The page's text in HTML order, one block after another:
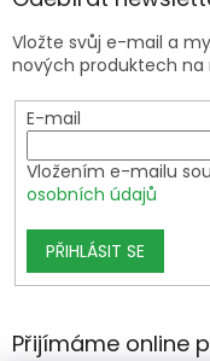
Vložte svůj e-mail a
nových produktech na
E-mail
Vložením e-mailu
osobních údajů
PŘIHLÁSIT SE
Přijímáme online